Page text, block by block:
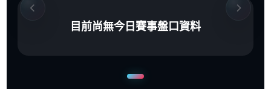
目前尚無今日賽事盤口資料